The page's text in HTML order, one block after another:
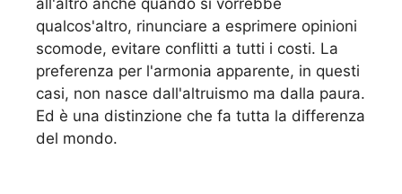
qualcos'altro, rinunciare a esprimere opinioni
scomode, evitare conflitti a tutti i costi. La
preferenza per l'armonia apparente, in questi
casi, non nasce dall'altruismo ma dalla paura.
Ed è una distinzione che fa tutta la differenza
del mondo.